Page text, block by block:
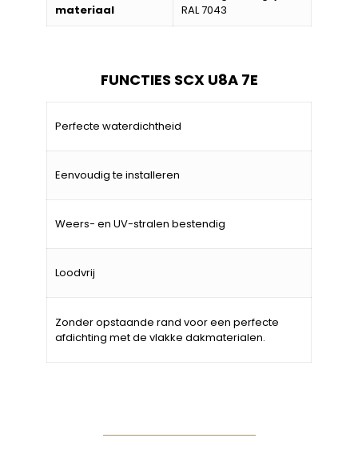
materiaal
RAL 7043
FUNCTIES SCX U8A 7E
Perfecte waterdichtheid
Eenvoudig te installeren
Weers- en UV-stralen bestendig
Loodvrij
Zonder opstaande rand voor een perfecte
afdichting met de vlakke dakmaterialen.